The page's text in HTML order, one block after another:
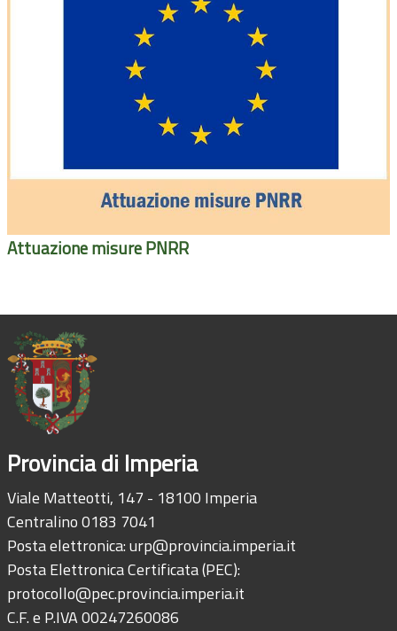
Attuazione misure PNRR
Provincia di Imperia
Viale Matteotti, 147 - 18100 Imperia
Centralino 0183 7041
Posta elettronica:urp@provincia.imperia.it
Posta Elettronica Certificata (PEC):
protocollo@pec.provincia.imperia.it
C.F. e P.IVA 00247260086